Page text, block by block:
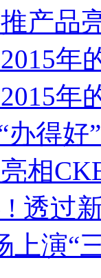
产品
年
年
得好
相
透过
上演“